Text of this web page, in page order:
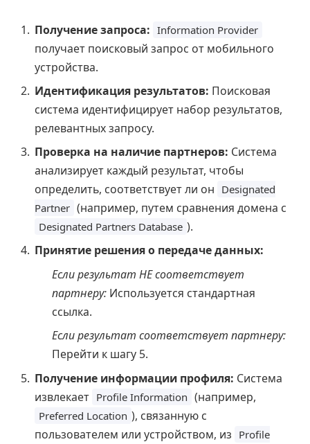
Получение запроса: Information Provider
получает поисковый запрос от мобильного
устройства.
Идентификация результатов: Поисковая
система идентифицирует набор результатов,
релевантных запросу.
Проверка на наличие партнеров: Система
анализирует каждый результат, чтобы
определить, соответствует ли он Designated
Partner (например, путем сравнения домена с
Designated Partners Database ).
Принятие решения о передаче данных:
Если результат НЕ соответствует
партнеру: Используется стандартная
ссылка.
Если результат соответствует партнеру:
Перейти к шагу 5.
Получение информации профиля: Система
извлекает Profile Information (например,
Preferred Location ), связанную с
пользователем или устройством, из Profile